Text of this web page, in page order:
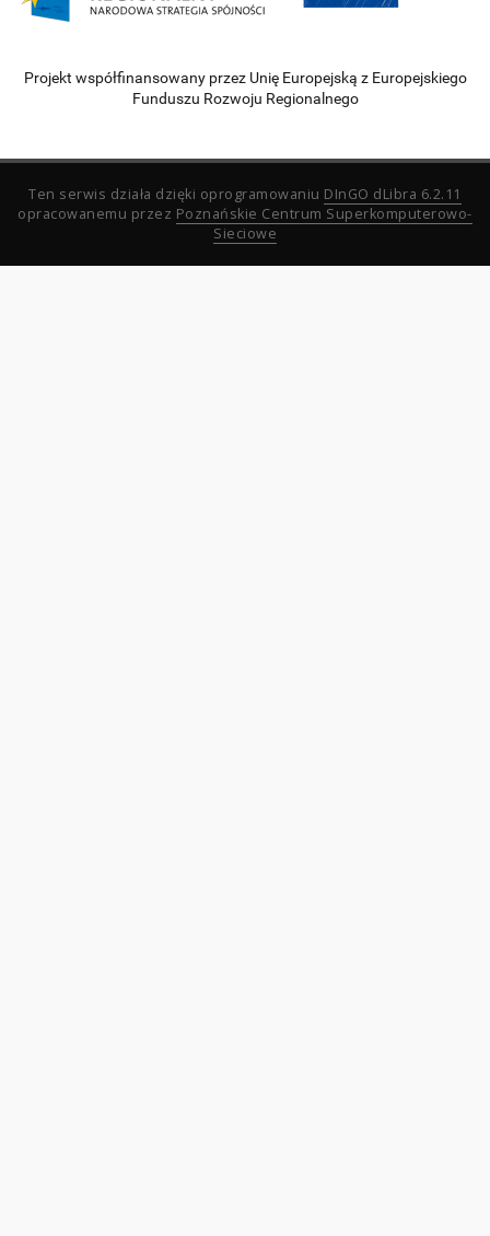
Projekt współfinansowany przez Unię Europejską z Europejskiego
Funduszu Rozwoju Regionalnego
Ten serwis działa dzięki oprogramowaniu DInGO dLibra 6.2.11
opracowanemu przez Poznańskie Centrum Superkomputerowo-
Sieciowe